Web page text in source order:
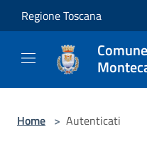
Salta al contenuto principale
Regione Toscana
Home > Autenticati